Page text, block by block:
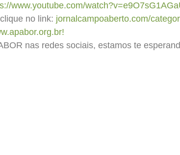
www.youtube.com/
no link: jornalcampoaberto.com/
nas redes sociais, estamos te